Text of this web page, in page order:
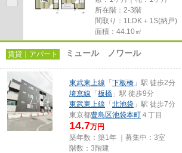
所在階：2-3階
間取り：1LDK＋1S(納戸)
面積：44.10㎡
賃貸｜アパート ミュール ノワール
東武東上線 「 下板橋 」駅 徒歩2分
埼京線 「 板橋 」駅 徒歩9分
東武東上線 「 北池袋 」駅 徒歩7分
東京都豊島区池袋本町 ４丁目
14.7万円
築年数：築1年 ｜募集中： 3室
階数：3階建